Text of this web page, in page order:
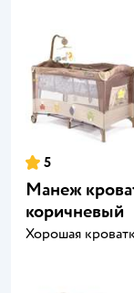
5
Манеж
коричневый
Хорошая